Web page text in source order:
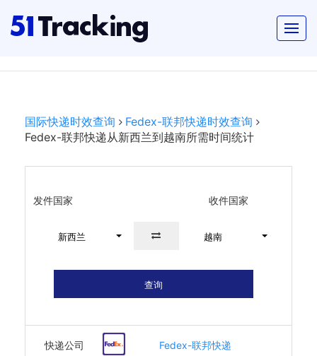
国际快递时效查询
Fedex-联邦快递时效查询
Fedex-联邦快递从新西兰到越南所需时间统计
发件国家 收件国家
新西兰 越南
查询
快递公司 Fedex-联邦快递